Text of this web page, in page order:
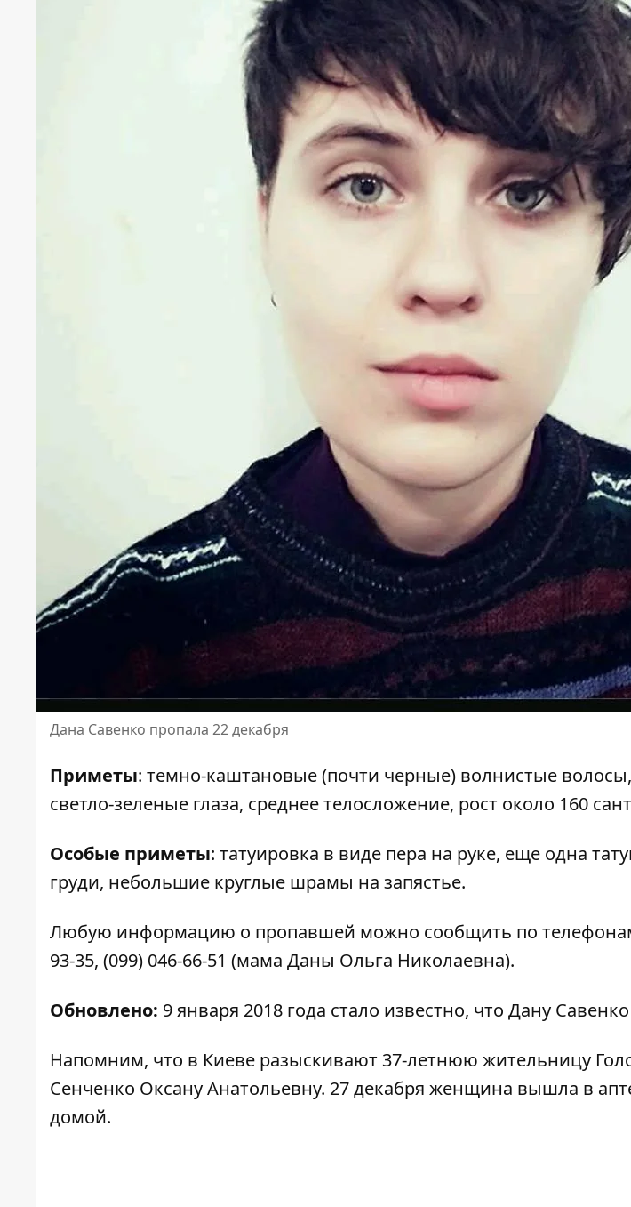
Дана Савенко пропала 22 декабря
Приметы: темно-каштановые (почти черные) волнистые
светло-зеленые глаза, среднее телосложение, рост около 160
Особые приметы: татуировка в виде пера на руке, еще одна
груди, небольшие круглые шрамы на запястье.
Любую информацию о пропавшей можно сообщить по телефонам:
93-35, (099) 046-66-51 (мама Даны Ольга Николаевна).
Обновлено: 9 января 2018 года стало известно, что Дану
Напомним, что в Киеве разыскивают 37-летнюю жительницу
Сенченко Оксану Анатольевну. 27 декабря женщина вышла в
домой.